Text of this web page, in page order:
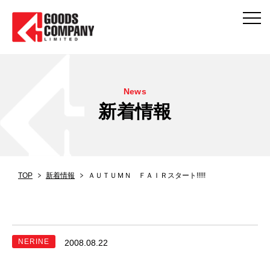
News
新着情報
TOP 新着情報 ＡＵＴＵＭＮ ＦＡＩＲスタート!!!!!
NERINE 2008.08.22